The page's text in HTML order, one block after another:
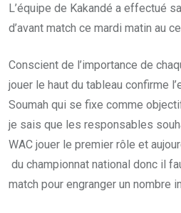
L’équipe de Kakandé a effectué
d’avant match ce mardi matin au
Conscient de l’importance de
jouer le haut du tableau confirme
Soumah qui se fixe comme
je sais que les responsables
WAC jouer le premier rôle et
du championnat national donc il
match pour engranger un nombre